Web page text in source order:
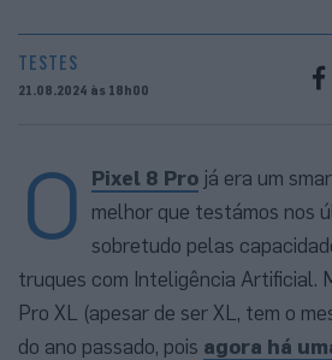
TESTES
21.08.2024 às 18h00
O Pixel 8 Pro já era um
melhor que testámos nos
sobretudo pelas
truques com Inteligência Artificial.
Pro XL (apesar de ser XL, tem o
do ano passado, pois agora há